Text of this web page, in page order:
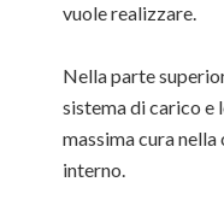
vuole realizzare.
Nella parte
sistema di carico e
massima cura
interno.